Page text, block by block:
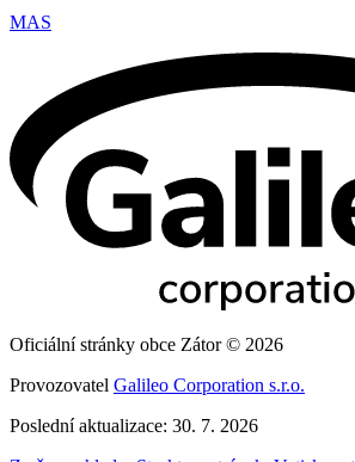
MAS
Oficiální stránky obce Zátor © 2026
Provozovatel Galileo Corporation s.r.o.
Poslední aktualizace: 30. 7. 2026